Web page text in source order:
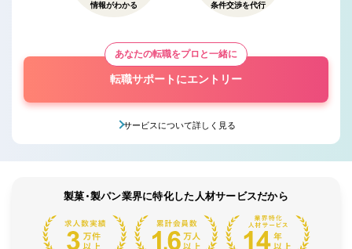
情報がわかる
条件交渉を代行
あなたの転職をプロと一緒に
転職サポートにエントリー
サービスについて詳しく見る
製菓・製パン業界に特化した人材サービスだから